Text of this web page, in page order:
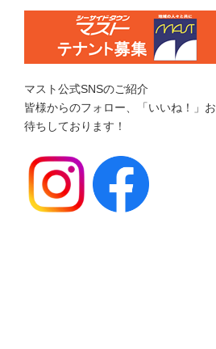
マスト公式SNSのご紹介
皆様からのフォロー、「いいね！」お
待ちしております！